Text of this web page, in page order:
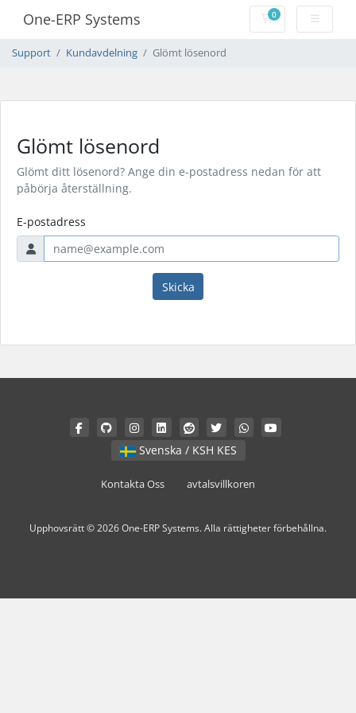
One-ERP Systems 0Kundvagn
Support Kundavdelning Glömt lösenord
Glömt lösenord
Glömt ditt lösenord? Ange din e-postadress nedan för att
påbörja återställning.
E-postadress
Skicka
Svenska / KSH KES
Kontakta Oss avtalsvillkoren
Upphovsrätt © 2026 One-ERP Systems. Alla rättigheter förbehållna.